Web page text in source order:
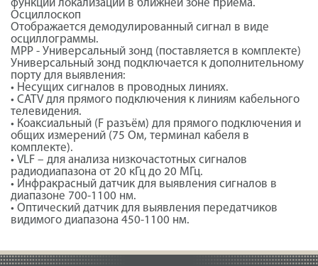
функции локализации в ближней зоне приема.
Осциллоскоп
Отображается демодулированный сигнал в виде
осциллограммы.
MPP - Универсальный зонд (поставляется в комплекте)
Универсальный зонд подключается к дополнительному
порту для выявления:
• Несущих сигналов в проводных линиях.
• CATV для прямого подключения к линиям кабельного
телевидения.
• Коаксиальный (F разъём) для прямого подключения и
общих измерений (75 Ом, терминал кабеля в
комплекте).
• VLF – для анализа низкочастотных сигналов
радиодиапазона от 20 кГц до 20 МГц.
• Инфракрасный датчик для выявления сигналов в
диапазоне 700-1100 нм.
• Оптический датчик для выявления передатчиков
видимого диапазона 450-1100 нм.